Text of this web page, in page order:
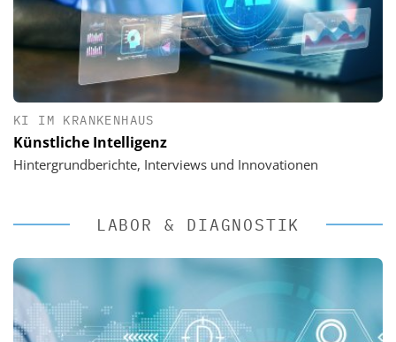
KI IM KRANKENHAUS
Künstliche Intelligenz
Hintergrundberichte, Interviews und Innovationen
LABOR & DIAGNOSTIK